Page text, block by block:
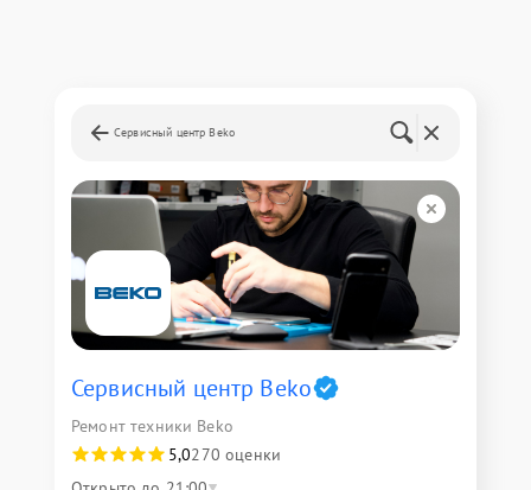
Сервисный центр Beko
Сервисный центр Beko
Ремонт техники Beko
5,0270 оценки